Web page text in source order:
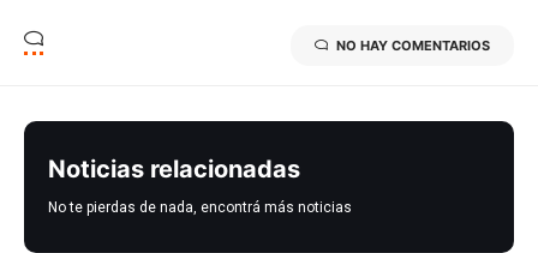
NO HAY COMENTARIOS
Noticias relacionadas
No te pierdas de nada, encontrá más noticias